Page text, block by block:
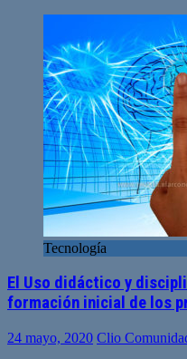
Tecnología
El Uso didáctico y
formación inicial de los
24 mayo, 2020 Clio